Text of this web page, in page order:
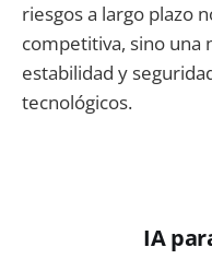
riesgos a largo plazo
competitiva, sino una
estabilidad y
tecnológicos.
IA